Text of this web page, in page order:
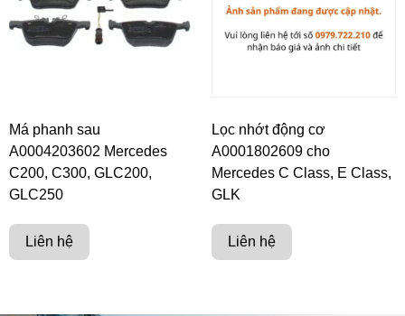
Má phanh sau
A0004203602 Mercedes
C200, C300, GLC200,
GLC250
Liên hệ
Lọc nhớt động cơ
A0001802609 cho
Mercedes C Class, E Class,
GLK
Liên hệ